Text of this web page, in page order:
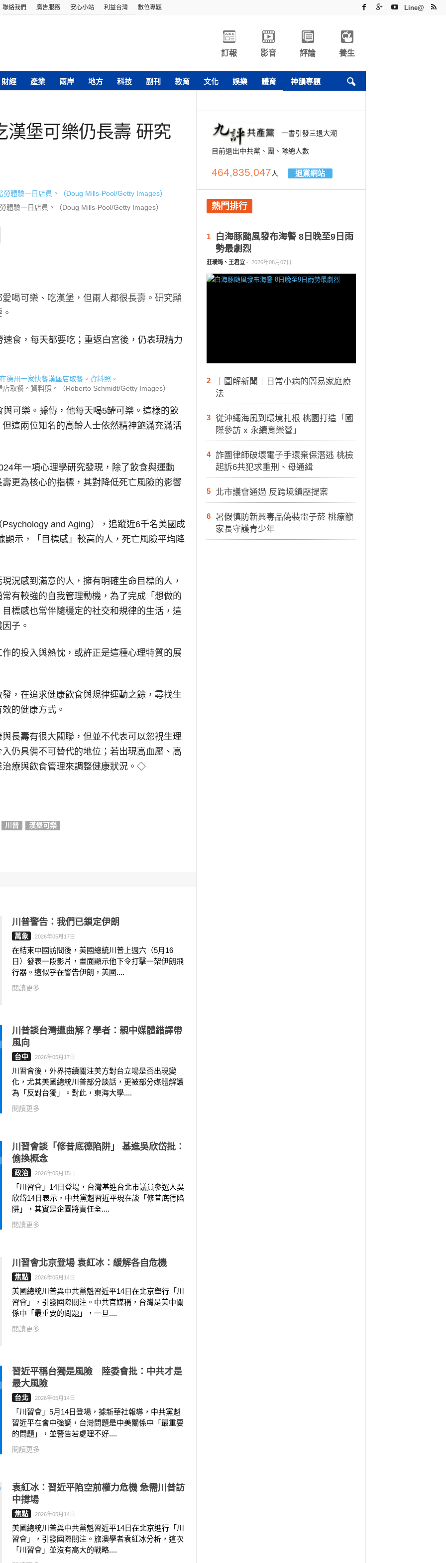
聯絡我們 廣告服務 安心小站 利益台灣 數位專題 Line@
訂報 影音 評論 養生
財經 產業 兩岸 地方 科技 副刊 教育 文化 娛樂 體育 神韻專題
漢堡可樂仍長壽 研究
體驗一日店員。（Doug Mills-Pool/Getty Images）
喝可樂、吃漢堡，但兩人都很長壽。研究顯
食，每天都要吃；重返白宮後，仍表現精力
取餐。資料照。（Roberto Schmidt/Getty Images）
可樂。據傳，他每天喝5罐可樂。這樣的飲
這兩位知名的高齡人士依然精神飽滿充滿活
年一項心理學研究發現，除了飲食與運動
更為核心的指標，其對降低死亡風險的影響
and Aging），追蹤近6千名美國成
顯示，「目標感」較高的人，死亡風險平均降
況感到滿意的人，擁有明確生命目標的人，
有較強的自我管理動機，為了完成「想做的
標感也常伴隨穩定的社交和規律的生活，這
子。
的投入與熱忱，或許正是這種心理特質的展
，在追求健康飲食與規律運動之餘，尋找生
的健康方式。
長壽有很大關聯，但並不代表可以忽視生理
仍具備不可替代的地位；若出現高血壓、高
療與飲食管理來調整健康狀況。◇
川普 漢堡可樂
川普警告：我們已鎖定伊朗
萬象 2026年05月17日
在結束中國訪問後，美國總統川普上週六（5月16
日）發表一段影片，畫面顯示他下令打擊一架伊朗飛
行器。這似乎在警告伊朗，美國....
閱讀更多
川普談台灣遭曲解？學者：親中媒體錯譯帶
風向
台中 2026年05月17日
川習會後，外界持續關注美方對台立場是否出現變
化，尤其美國總統川普部分談話，更被部分媒體解讀
為「反對台獨」。對此，東海大學....
閱讀更多
川習會談「修昔底德陷阱」 基進吳欣岱批：
偷換概念
政治 2026年05月15日
「川習會」14日登場，台灣基進台北市議員參選人吳
欣岱14日表示，中共黨魁習近平現在談「修昔底德陷
阱」，其實是企圖將責任全....
閱讀更多
川習會北京登場 袁紅冰：緩解各自危機
焦點 2026年05月14日
美國總統川普與中共黨魁習近平14日在北京舉行「川
習會」，引發國際關注。中共官媒稱，台灣是美中關
係中「最重要的問題」，一旦....
閱讀更多
習近平稱台獨是風險 陸委會批：中共才是
最大風險
台北 2026年05月14日
「川習會」5月14日登場，據新華社報導，中共黨魁
習近平在會中強調，台灣問題是中美關係中「最重要
的問題」，並警告若處理不好....
閱讀更多
袁紅冰：習近平陷空前權力危機 急需川普訪
中撐場
焦點 2026年05月14日
美國總統川普與中共黨魁習近平14日在北京進行「川
習會」，引發國際關注。旅澳學者袁紅冰分析，這次
「川習會」並沒有高大的戰略....
一書引發三退大潮
目前退出中共黨、團、隊總人數
464,835,047人 退黨網站
熱門排行
1
白海豚颱風發布海警 8日晚至9日雨
勢最劇烈
莊璦筠、王君宜 - 2026年08月07日
2
｜圖解新聞｜日常小病的簡易家庭療
法
3
從沖繩海風到環境扎根 桃園打造「國
際參訪 x 永續育樂營」
4
詐團律師破壞電子手環棄保潛逃 桃檢
起訴6共犯求重刑、母通緝
5 北市議會通過 反跨境鎮壓提案
6
暑假慎防新興毒品偽裝電子菸 桃療籲
家長守護青少年